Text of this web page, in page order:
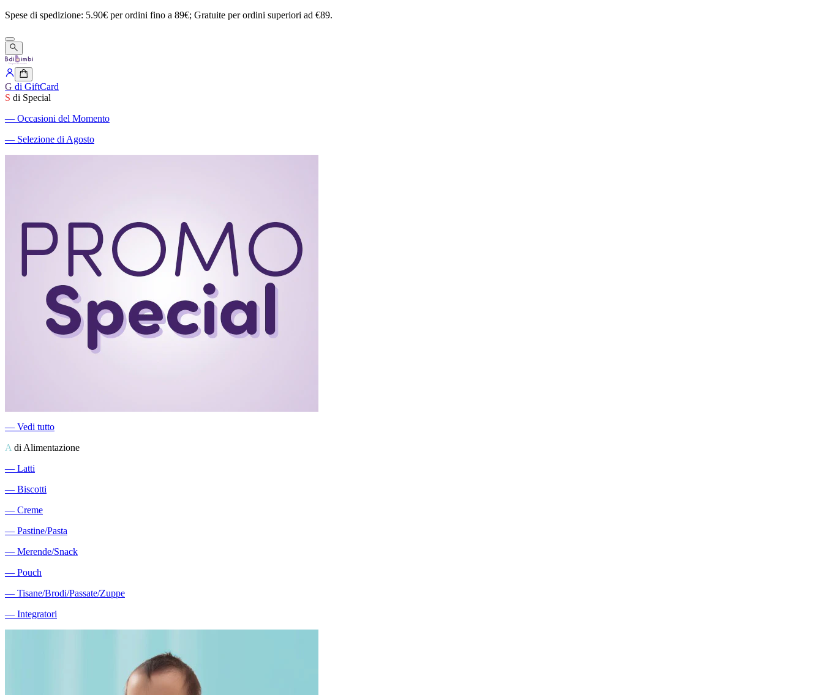
Spese di spedizione: 5.90€ perordini fino a 89€; Gratuite perordini superiori ad €89.
G di GiftCard
S di Special
― Occasioni del Momento
― Selezione di Agosto
― Vedi tutto
A di Alimentazione
― Latti
― Biscotti
― Creme
― Pastine/Pasta
― Merende/Snack
― Pouch
― Tisane/Brodi/Passate/Zuppe
― Integratori